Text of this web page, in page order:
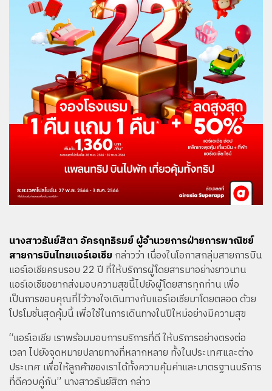
นางสาวธันย์สิตา อัครฤทธิรมย์ ผู้อำนวยการฝ่ายการพาณิชย์
สายการบินไทยแอร์เอเชีย กล่าวว่า เนื่องในโอกาสกลุ่มสายการบิน
แอร์เอเชียครบรอบ 22 ปี ที่ให้บริการผู้โดยสารมาอย่างยาวนาน
แอร์เอเชียอยากส่งมอบความสุขนี้ไปยังผู้โดยสารทุกท่าน เพื่อ
เป็นการขอบคุณที่ไว้วางใจเดินทางกับแอร์เอเชียมาโดยตลอด ด้วย
โปรโมชั่นสุดคุ้มนี้ เพื่อใช้ในการเดินทางในปีใหม่อย่างมีความสุข
“แอร์เอเชีย เราพร้อมมอบการบริการที่ดี ให้บริการอย่างตรงต่อ
เวลา ไปยังจุดหมายปลายทางที่หลากหลาย ทั้งในประเทศและต่าง
ประเทศ เพื่อให้ลูกค้าของเราได้ทั้งความคุ้มค่าและมาตรฐานบริการ
ที่ดีควบคู่กัน” นางสาวธันย์สิตา กล่าว